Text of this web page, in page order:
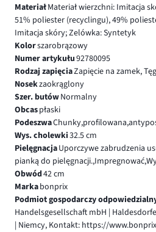
MateriałMateriał wierzchni: Imitacja
51% poliester (recyclingu), 49%
Imitacja skóry; Zelówka: Syntetyk
Kolorszarobrązowy
Numer artykułu92780095
Rodzaj zapięciaZapięcie na zamek,
Nosekzaokrąglony
Szer. butówNormalny
Obcaspłaski
Podeszwa
Wys. cholewki32.5 cm
PielęgnacjaUporczywe zabrudzenia
pianką do
Obwód42 cm
Markabonprix
Podmiot gospodarczy
Handelsgesellschaft mbH |
| Niemcy, Kontakt: https://